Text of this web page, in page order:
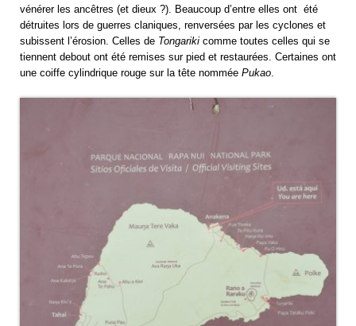
vénérer les ancêtres (et dieux ?). Beaucoup d’entre elles ont été
détruites lors de guerres claniques, renversées par les cyclones et
subissent l’érosion. Celles de Tongariki comme toutes celles qui se
tiennent debout ont été remises sur pied et restaurées. Certaines ont
une coiffe cylindrique rouge sur la tête nommée Pukao.